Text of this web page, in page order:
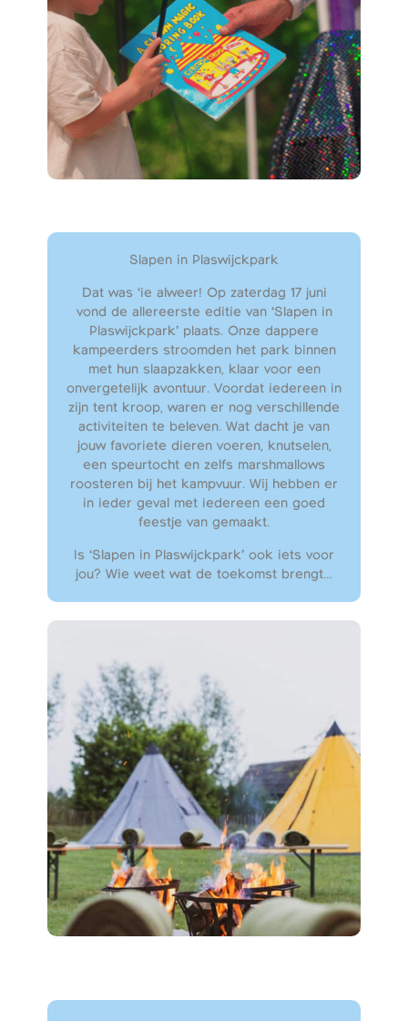
Slapen in Plaswijckpark
Dat was ‘ie alweer! Op zaterdag 17 juni
vond de allereerste editie van ‘Slapen in
Plaswijckpark’ plaats. Onze dappere
kampeerders stroomden het park binnen
met hun slaapzakken, klaar voor een
onvergetelijk avontuur. Voordat iedereen in
zijn tent kroop, waren er nog verschillende
activiteiten te beleven. Wat dacht je van
jouw favoriete dieren voeren, knutselen,
een speurtocht en zelfs marshmallows
roosteren bij het kampvuur. Wij hebben er
in ieder geval met iedereen een goed
feestje van gemaakt.
Is ‘Slapen in Plaswijckpark’ ook iets voor
jou? Wie weet wat de toekomst brengt…